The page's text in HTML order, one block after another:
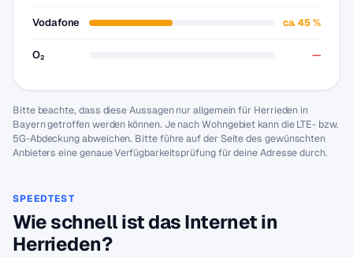
Vodafone ca. 45 %
O₂ —
Bitte beachte, dass diese Aussagen nur allgemein für Herrieden in
Bayern getroffen werden können. Je nach Wohngebiet kann die LTE- bzw.
5G-Abdeckung abweichen. Bitte führe auf der Seite des gewünschten
Anbieters eine genaue Verfügbarkeitsprüfung für deine Adresse durch.
SPEEDTEST
Wie schnell ist das Internet in
Herrieden?